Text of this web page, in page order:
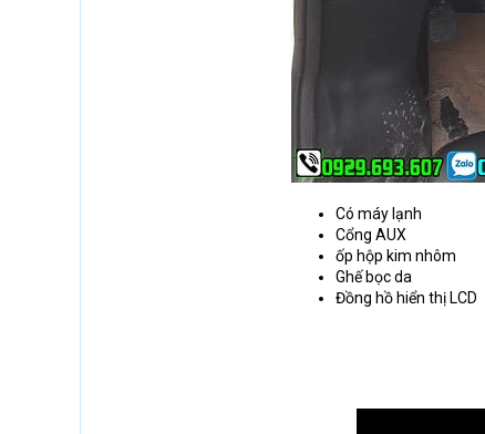
Có máy lạnh
Cổng AUX
ốp hộp kim nhôm
Ghế bọc da
Đồng hồ hiển thị LCD